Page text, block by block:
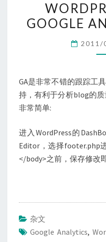
GOOGLE
2011/
GA是非常不错的跟踪工
持，有利于分析blog的
非常简单:
进入WordPress的
Editor，选择footer.php
</body>之前，保存修改
杂文
Google Analytics,